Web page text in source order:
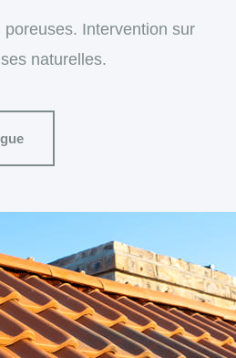
Intervention sur
naturelles.